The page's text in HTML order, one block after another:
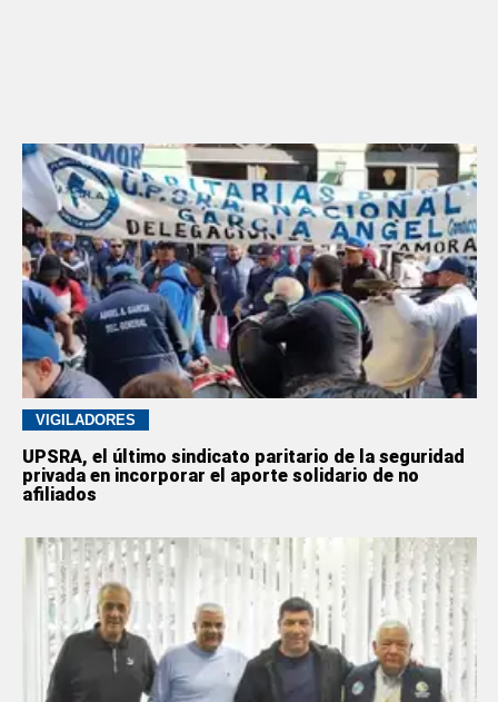
VIGILADORES
UPSRA, el último sindicato paritario de la seguridad
privada en incorporar el aporte solidario de no
afiliados